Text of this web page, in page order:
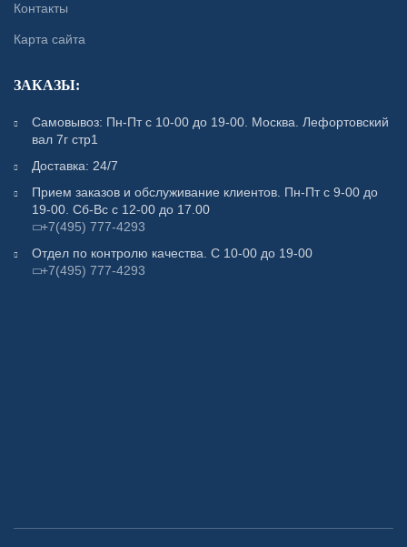
Контакты
Карта сайта
ЗАКАЗЫ:
Самовывоз: Пн-Пт с 10-00 до 19-00. Москва. Лефортовский
вал 7г стр1
Доставка: 24/7
Прием заказов и обслуживание клиентов. Пн-Пт с 9-00 до
19-00. Сб-Вс с 12-00 до 17.00
+7(495) 777-4293
Отдел по контролю качества. С 10-00 до 19-00
+7(495) 777-4293